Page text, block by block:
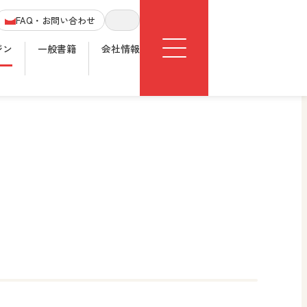
FAQ・お問い合わせ
サイト内検索
ン 一般書籍 会社情報